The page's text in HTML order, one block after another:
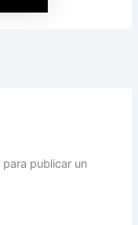
para publicar un